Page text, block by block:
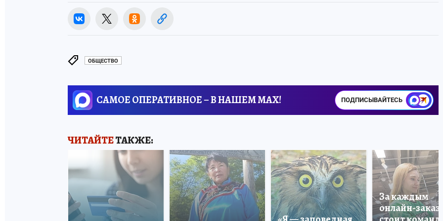
ОБЩЕСТВО
САМОЕ ОПЕРАТИВНОЕ – В НАШЕМ MAX! ПОДПИСЫВАЙТЕСЬ
ЧИТАЙТЕТАКЖЕ:
За каждым
онлайн-